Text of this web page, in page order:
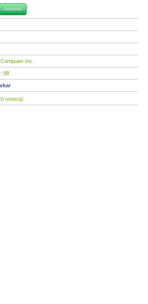
Android
Inc.
88
голоса)